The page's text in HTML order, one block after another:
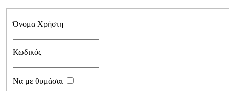
Όνομα Χρήστη
Κωδικός
Να με θυμάσαι